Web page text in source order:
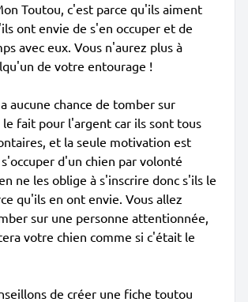
Toutou, c'est parce qu'ils aiment
ont envie de s'en occuper et de
avec eux. Vous n'aurez plus à
de votre entourage !
aucune chance de tomber sur
fait pour l'argent car ils sont tous
et la seule motivation est
d'un chien par volonté
ne les oblige à s'inscrire donc s'ils le
qu'ils en ont envie. Vous allez
sur une personne attentionnée,
votre chien comme si c'était le
de créer une fiche toutou